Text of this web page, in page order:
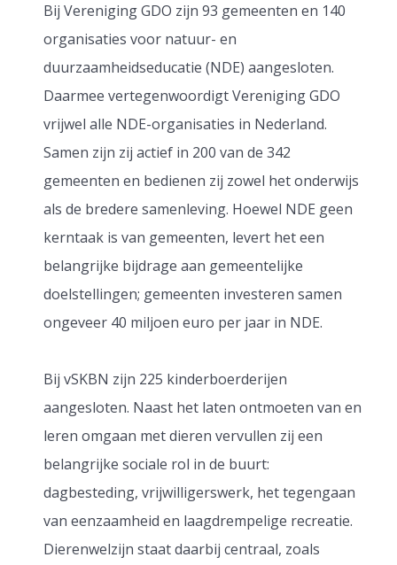
Bij Vereniging GDO zijn 93 gemeenten en 140
organisaties voor natuur- en
duurzaamheidseducatie (NDE) aangesloten.
Daarmee vertegenwoordigt Vereniging GDO
vrijwel alle NDE-organisaties in Nederland.
Samen zijn zij actief in 200 van de 342
gemeenten en bedienen zij zowel het onderwijs
als de bredere samenleving. Hoewel NDE geen
kerntaak is van gemeenten, levert het een
belangrijke bijdrage aan gemeentelijke
doelstellingen; gemeenten investeren samen
ongeveer 40 miljoen euro per jaar in NDE.
Bij vSKBN zijn 225 kinderboerderijen
aangesloten. Naast het laten ontmoeten van en
leren omgaan met dieren vervullen zij een
belangrijke sociale rol in de buurt:
dagbesteding, vrijwilligerswerk, het tegengaan
van eenzaamheid en laagdrempelige recreatie.
Dierenwelzijn staat daarbij centraal, zoals